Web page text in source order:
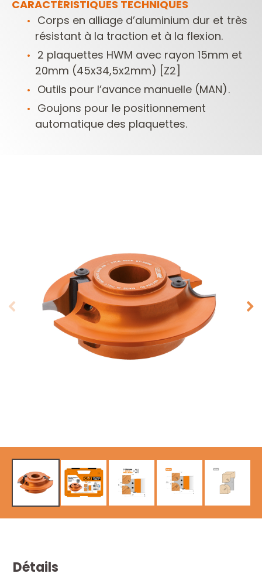
CARACTÉRISTIQUES TECHNIQUES
Corps en alliage d’aluminium dur et très
résistant à la traction et à la flexion.
2 plaquettes HWM avec rayon 15mm et
20mm (45x34,5x2mm) [Z2]
Outils pour l’avance manuelle (MAN).
Goujons pour le positionnement
automatique des plaquettes.
Détails